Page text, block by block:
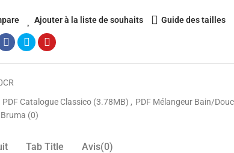
Ajouter à la liste de souhaits Guide des tailles
PDF Catalogue Classico (3.78MB)
PDF Mélangeur Bain/
(0)
Tab Title Avis(0)